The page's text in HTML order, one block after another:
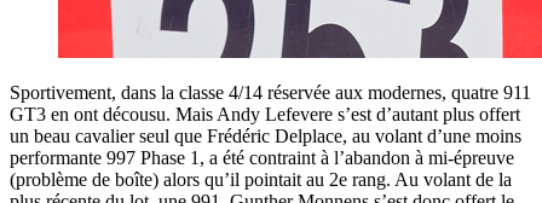
Sportivement, dans la classe 4/14 réservée aux modernes, quatre 911
GT3 en ont décousu. Mais Andy Lefevere s’est d’autant plus offert
un beau cavalier seul que Frédéric Delplace, au volant d’une moins
performante 997 Phase 1, a été contraint à l’abandon à mi-épreuve
(problème de boîte) alors qu’il pointait au 2e rang. Au volant de la